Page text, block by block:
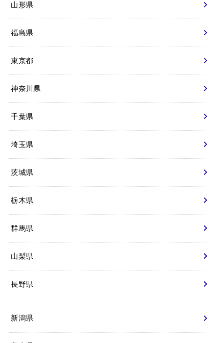
山形県
福島県
東京都
神奈川県
千葉県
埼玉県
茨城県
栃木県
群馬県
山梨県
長野県
新潟県